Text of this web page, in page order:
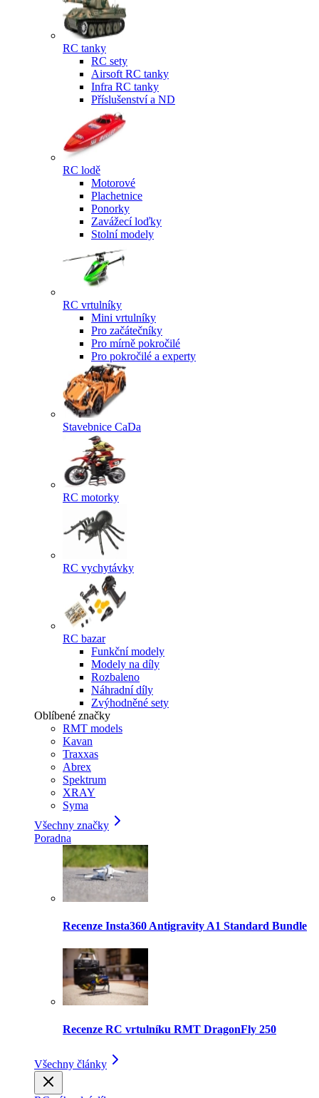
RC tanky
RC sety
Airsoft RC tanky
Infra RC tanky
Příslušenství a ND
RC lodě
Motorové
Plachetnice
Ponorky
Zavážecí loďky
Stolní modely
RC vrtulníky
Mini vrtulníky
Pro začátečníky
Pro mírně pokročilé
Pro pokročilé a experty
Stavebnice CaDa
RC motorky
RC vychytávky
RC bazar
Funkční modely
Modely na díly
Rozbaleno
Náhradní díly
Zvýhodněné sety
Oblíbené značky
RMT models
Kavan
Traxxas
Abrex
Spektrum
XRAY
Syma
Všechny značky
Poradna
Recenze Insta360 Antigravity A1 Standard Bundle
Recenze RC vrtulníku RMT DragonFly 250
Všechny články